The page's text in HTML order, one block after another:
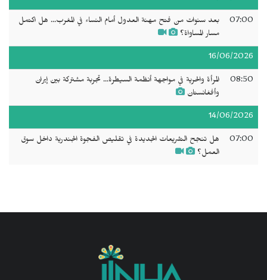
07:00
بعد سنوات من فتح مهنة العدول أمام النساء في المغرب... هل اكتمل
مسار المساواة؟
16/06/2026
08:50
المرأة والحرية في مواجهة أنظمة السيطرة... تجربة مشتركة بين إيران
وأفغانستان
14/06/2026
07:00
هل تنجح التشريعات الجديدة في تقليص الفجوة الجندرية داخل سوق
العمل؟